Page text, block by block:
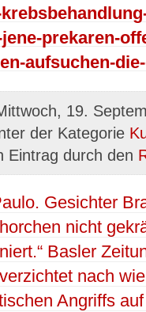
prekaren-
aufsuchen-
19.
der Kategorie
Eintrag durch den
Gesichter
nicht
Basler
nach
Angriffs